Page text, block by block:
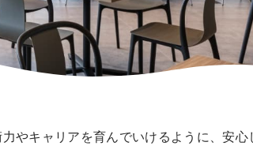
やキャリアを育んでいけるように、安心